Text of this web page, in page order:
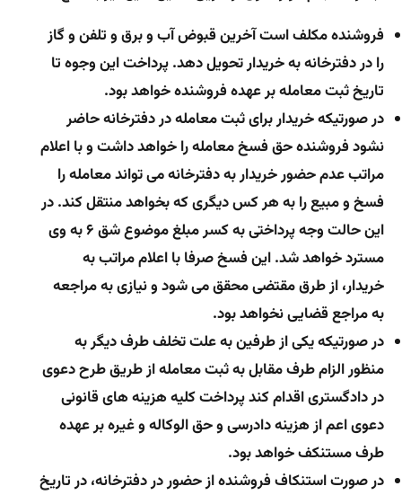
فروشنده مکلف است آخرین قبوض آب و برق و تلفن و گاز
را در دفترخانه به خریدار تحویل دهد. پرداخت این وجوه تا
تاریخ ثبت معامله بر عهده فروشنده خواهد بود.
در صورتیکه خریدار برای ثبت معامله در دفترخانه حاضر
نشود فروشنده حق فسخ معامله را خواهد داشت و با اعلام
مراتب عدم حضور خریدار به دفترخانه می تواند معامله را
فسخ و مبیع را به هر کس دیگری که بخواهد منتقل کند. در
این حالت وجه پرداختی به کسر مبلغ موضوع شق ۶ به وی
مسترد خواهد شد. این فسخ صرفا با اعلام مراتب به
خریدار، از طرق مقتضی محقق می شود و نیازی به مراجعه
به مراجع قضایی نخواهد بود.
در صورتیکه یکی از طرفین به علت تخلف طرف دیگر به
منظور الزام طرف مقابل به ثبت معامله از طریق طرح دعوی
در دادگستری اقدام کند پرداخت کلیه هزینه های قانونی
دعوی اعم از هزینه دادرسی و حق الوکاله و غیره بر عهده
طرف مستنکف خواهد بود.
در صورت استنکاف فروشنده از حضور در دفترخانه، در تاریخ